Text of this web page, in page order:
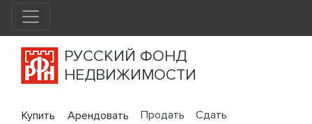
РУССКИЙ ФОНД
НЕДВИЖИМОСТИ
Купить Арендовать Продать
Сдать